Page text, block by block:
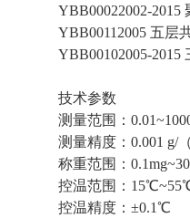
YBB00022002-2015
YBB00112005 五层
YBB00102005-
技术参数
测量范围：
测量精度：0.001 g/
称重范围：
控温范围：
控温精度：±0.1℃